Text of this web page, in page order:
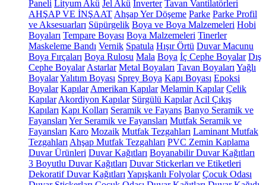
Paneli Lityum Akü Jel Akü İnverter Tavan Vantilatörleri
AHŞAP VE İNŞAAT Ahşap Yer Döşeme Parke Parke Profil
ve Aksesuarları Süpürgelik Boya ve Boya Malzemeleri Hobi
Boyaları Tempare Boyası Boya Malzemeleri Tinerler
Maskeleme Bandı Vernik Spatula Hışır Örtü Duvar Macunu
Boya Fırçaları Boya Rulosu Mala Boya İç Cephe Boyalar Dış
Cephe Boyalar Astarlar Metal Boyaları Tavan Boyaları Yağlı
BoyalarYalıtım Boyası Sprey Boya Kapı Boyası Epoksi
Boyalar Kapılar Amerikan Kapılar Melamin Kapılar Çelik
Kapılar Akordiyon Kapılar Sürgülü Kapılar Acil Çıkış
Kapıları Kapı Kolları Seramik ve Fayans Banyo Seramik ve
Fayansları Yer Seramik ve Fayansları Mutfak Seramik ve
Fayansları Karo Mozaik Mutfak Tezgahları Laminant Mutfak
Tezgahları Ahşap Mutfak Tezgahları PVC Zemin Kaplama
Duvar Ürünleri Duvar Kağıtları Boyanabilir Duvar Kağıtları
3 Boyutlu Duvar Kağıtları Duvar Stickerları ve Etiketleri
Dekoratif Duvar Kağıtları Yapışkanlı Folyolar Çocuk Odası